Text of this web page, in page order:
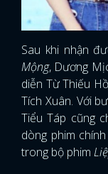
Sau khi nhận
Mộng, Dương
diễn Từ Thiếu
Tích Xuân. Với
Tiểu Táp cũng
dòng phim
trong bộ phim